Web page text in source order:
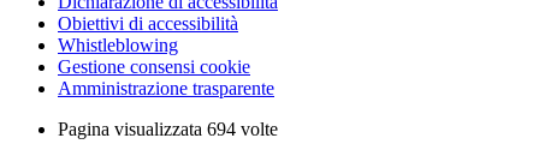
Obiettivi di accessibilità
Whistleblowing
Gestione consensi cookie
Amministrazione trasparente
Pagina visualizzata 694 volte